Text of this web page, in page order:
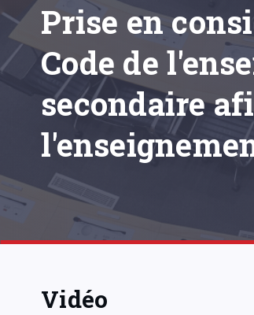
Prise en
Code de
secondaire
Vidéo